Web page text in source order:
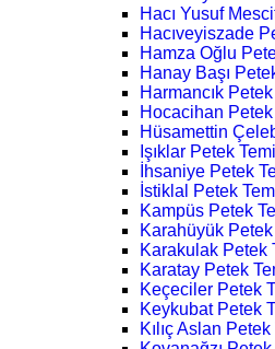
Hacı Yusuf
Hacıveyiszade
Hamza Oğlu
Hanay Başı
Harmancık
Hocacihan
Hüsamettin
Işıklar Petek
İhsaniye Petek
İstiklal Petek
Kampüs Petek
Karahüyük
Karakulak Petek
Karatay Petek
Keçeciler Petek
Keykubat Petek
Kılıç Aslan